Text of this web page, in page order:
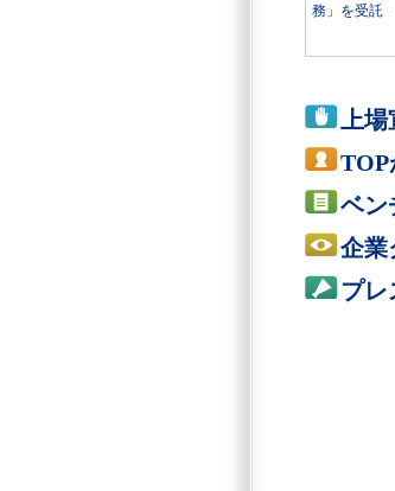
務」を受託
上場
TOP
ベン
企業
プレ